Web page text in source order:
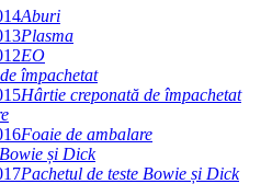
Aburi
Plasma
EO
împachetat
Hârtie creponată de împachetat
Foaie de ambalare
și Dick
Pachetul de teste Bowie și Dick